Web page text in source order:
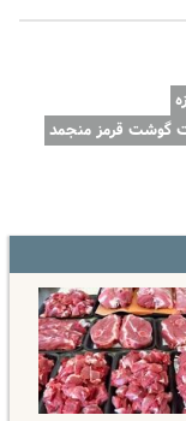
گوشت قرمز منجمد